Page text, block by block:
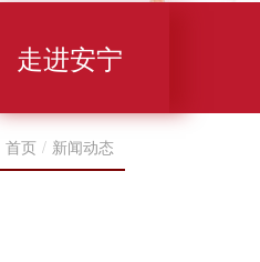
走进安宁
首页 / 新闻动态